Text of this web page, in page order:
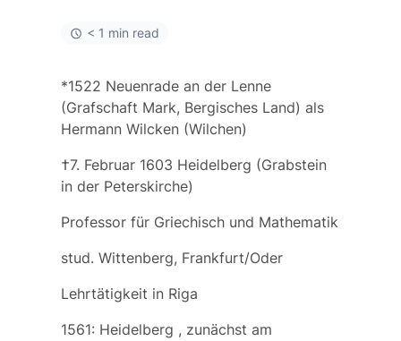
< 1 min read
*1522 Neuenrade an der Lenne
(Grafschaft Mark, Bergisches Land) als
Hermann Wilcken(Wilchen)
†7. Februar 1603 Heidelberg (Grabstein
in der Peterskirche)
Professor für Griechisch und Mathematik
stud. Wittenberg, Frankfurt/Oder
Lehrtätigkeit in Riga
1561: Heidelberg , zunächst am